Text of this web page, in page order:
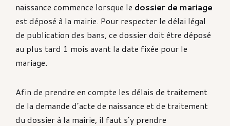
naissance commence lorsque le dossier de mariage
est déposé à la mairie. Pour respecter le délai légal
de publication des bans, ce dossier doit être déposé
au plus tard 1 mois avant la date fixée pour le
mariage.
Afin de prendre en compte les délais de traitement
de la demande d’acte de naissance et de traitement
du dossier à la mairie, il faut s’y prendre